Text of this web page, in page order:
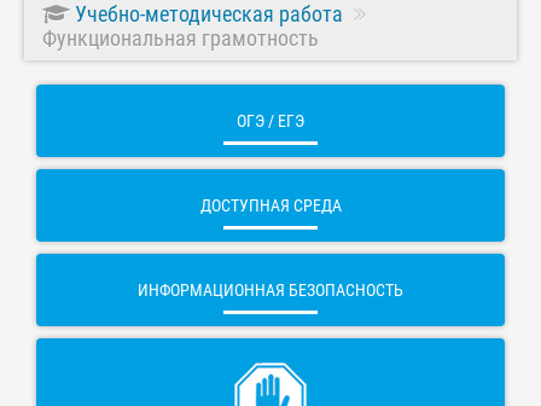
Учебно-методическая работа
Функциональная грамотность
ОГЭ / ЕГЭ
ДОСТУПНАЯ СРЕДА
ИНФОРМАЦИОННАЯ БЕЗОПАСНОСТЬ